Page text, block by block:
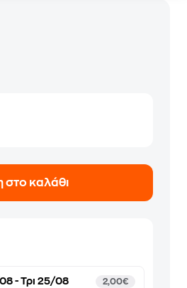
στο καλάθι
- Τρι 25/08 2,00€